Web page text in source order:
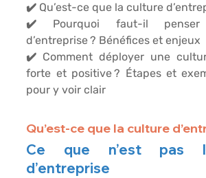
✔️ Qu’est-ce que la culture
✔️ Pourquoi faut-il
d’entreprise ? Bénéfices et enjeux
✔️ Comment déployer une
forte et positive ? Étapes et
pour y voir clair
Qu’est-ce que la culture
Ce que n’est pas
d’entreprise